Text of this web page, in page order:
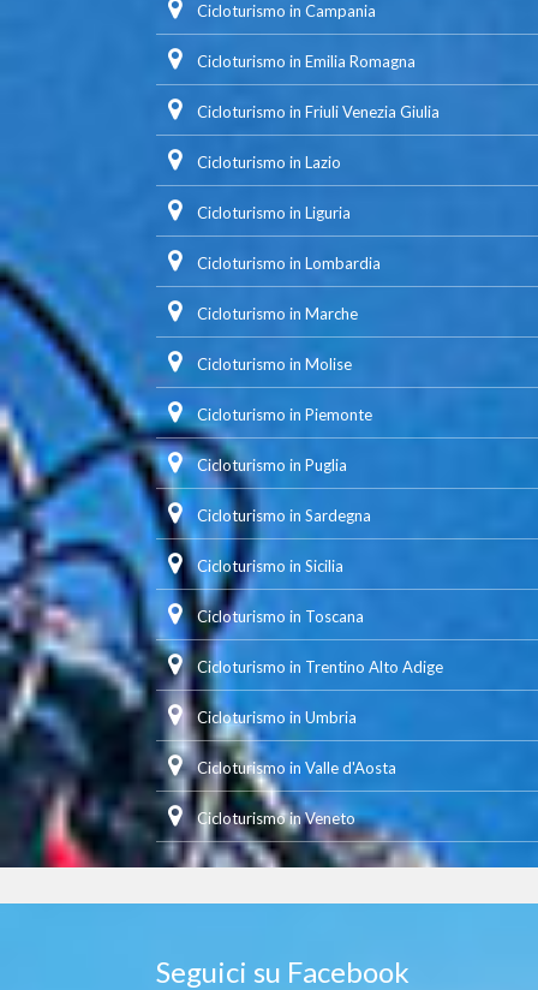
Cicloturismo in Campania
Cicloturismo in Emilia Romagna
Cicloturismo in Friuli Venezia Giulia
Cicloturismo in Lazio
Cicloturismo in Liguria
Cicloturismo in Lombardia
Cicloturismo in Marche
Cicloturismo in Molise
Cicloturismo in Piemonte
Cicloturismo in Puglia
Cicloturismo in Sardegna
Cicloturismo in Sicilia
Cicloturismo in Toscana
Cicloturismo in Trentino Alto Adige
Cicloturismo in Umbria
Cicloturismo in Valle d'Aosta
Cicloturismo in Veneto
Seguici su Facebook